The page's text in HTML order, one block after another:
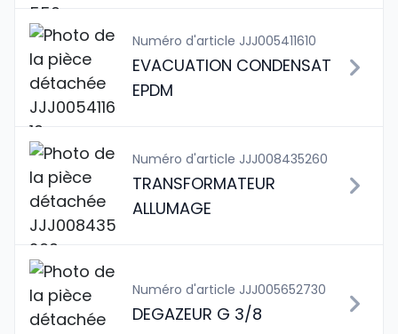
Numéro d'article JJJ005411610
EVACUATION CONDENSAT
EPDM
Numéro d'article JJJ008435260
TRANSFORMATEUR
ALLUMAGE
Numéro d'article JJJ005652730
DEGAZEUR G 3/8